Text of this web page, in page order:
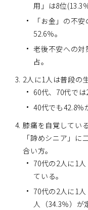
用」は8位(13.3
「お金」の不
52.6％。
老後不安への
占。
2人に1人は普段の
60代、70代では
40代でも42.8％
膝痛を自覚してい
「諦めシニア」に
合い方。
70代の2人に1
ている。
70代の2人に1
人（34.3％）が